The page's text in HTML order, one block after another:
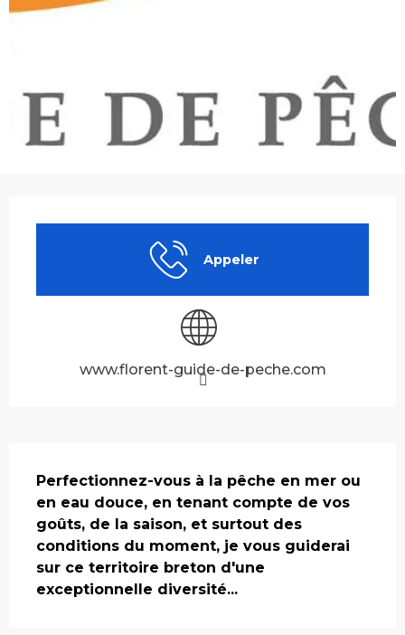
Appeler
www.florent-guide-de-peche.com
Perfectionnez-vous à la pêche en mer ou
en eau douce, en tenant compte de vos
goûts, de la saison, et surtout des
conditions du moment, je vous guiderai
sur ce territoire breton d'une
exceptionnelle diversité...